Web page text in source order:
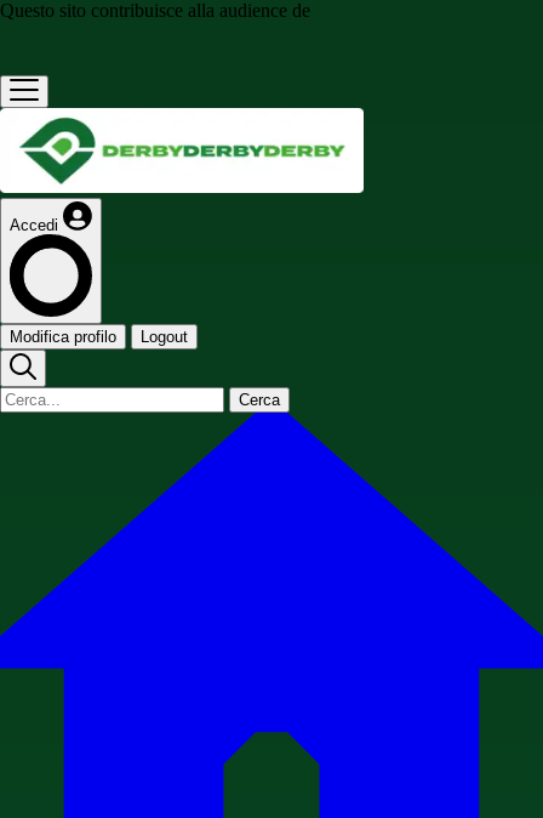
Questo sito contribuisce alla audience de
Accedi
Modifica profilo Logout
Cerca